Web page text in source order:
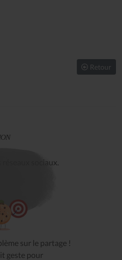
Retour
sociaux.
sur le partage !
geste pour